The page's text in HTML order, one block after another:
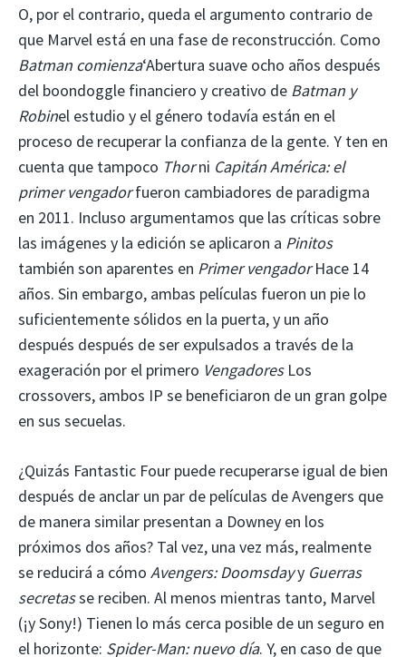
O, por el contrario, queda el argumento contrario de
que Marvel está en una fase de reconstrucción. Como
Batman comienza‘Abertura suave ocho años después
del boondoggle financiero y creativo de Batman y
Robinel estudio y el género todavía están en el
proceso de recuperar la confianza de la gente. Y ten en
cuenta que tampoco Thorni Capitán América: el
primer vengadorfueron cambiadores de paradigma
en 2011. Incluso argumentamos que las críticas sobre
las imágenes y la edición se aplicaron a Pinitos
también son aparentes en Primer vengadorHace 14
años. Sin embargo, ambas películas fueron un pie lo
suficientemente sólidos en la puerta, y un año
después después de ser expulsados a través de la
exageración por el primero Vengadores Los
crossovers, ambos IP se beneficiaron de un gran golpe
en sus secuelas.
¿Quizás Fantastic Four puede recuperarse igual de bien
después de anclar un par de películas de Avengers que
de manera similar presentan a Downey en los
próximos dos años? Tal vez, una vez más, realmente
se reducirá a cómo Avengers: Doomsdayy Guerras
secretasse reciben. Al menos mientras tanto, Marvel
(¡y Sony!) Tienen lo más cerca posible de un seguro en
el horizonte: Spider-Man: nuevo día. Y, en caso de que